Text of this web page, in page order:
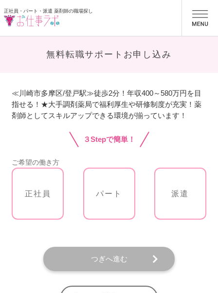
正社員・パート・派遣 薬剤師の職場探し
無料転職サポートお申し込み
≪川崎市多摩区/登戸駅≫徒歩2分！年収400～580万円を目
指せる！★大手調剤薬局で福利厚生や研修制度が充実！薬
剤師としてスキルアップできる環境が揃っています！
３Stepで簡単！
ご希望の働き方
正社員 パート 派遣
つぎへ進む